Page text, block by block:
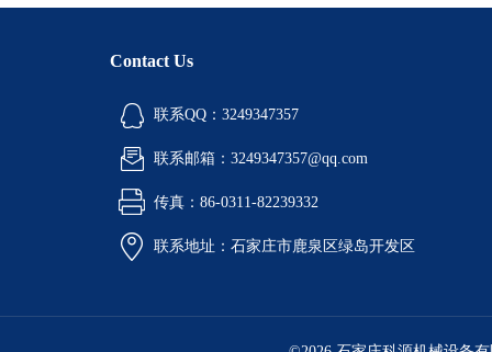
Contact Us
联系QQ：3249347357
联系邮箱：3249347357@qq.com
传真：86-0311-82239332
联系地址：石家庄市鹿泉区绿岛开发区